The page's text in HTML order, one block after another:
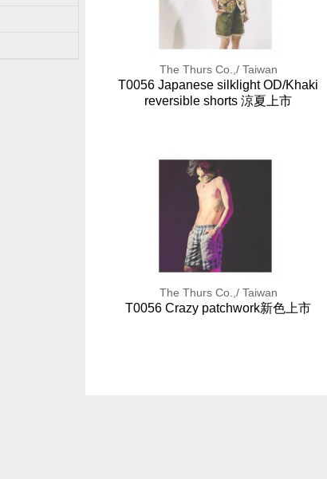
The Thurs Co.,/ Taiwan
T0056 Japanese silklight OD/Khaki
reversible shorts 涼夏上市
The Thurs Co.,/ Taiwan
T0056 Crazy patchwork新色上市